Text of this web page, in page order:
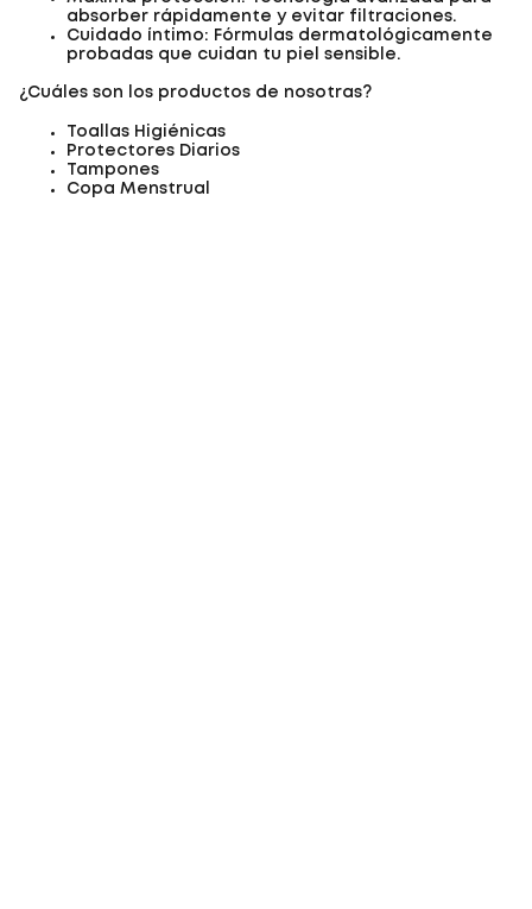
absorber rápidamente y evitar filtraciones.
Cuidado íntimo: Fórmulas dermatológicamente
probadas que cuidan tu piel sensible.
¿Cuáles son los productos de nosotras?
Toallas Higiénicas
Protectores Diarios
Tampones
Copa Menstrual